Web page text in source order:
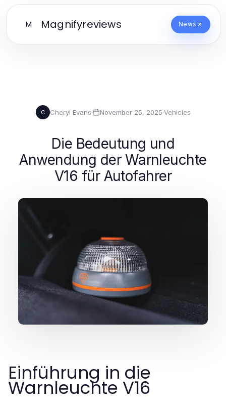
M Magnifyreviews News
C Cheryl Evans· November 25, 2025·Vehicles
Die Bedeutung und
Anwendung der Warnleuchte
V16 für Autofahrer
Einführung in die
Warnleuchte V16